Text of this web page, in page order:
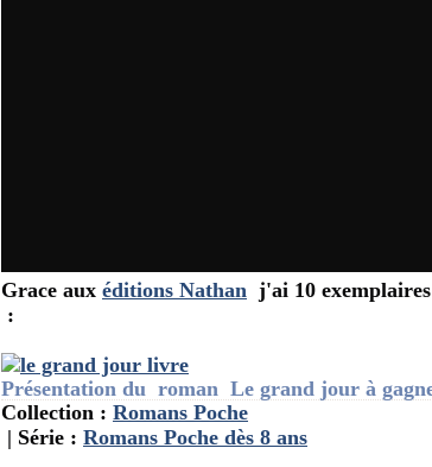
Grace aux éditions Nathan j'ai 10
:
Présentation du roman Le grand jour à
Collection : Romans Poche
| Série : Romans Poche dès 8 ans